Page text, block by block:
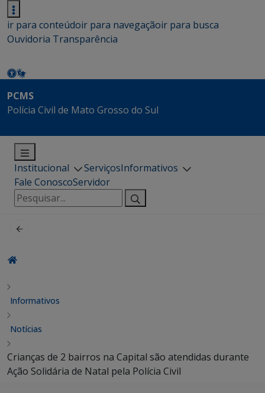
ir para conteúdoir para navegaçãoir para busca
Ouvidoria Transparência
PCMS
Polícia Civil de Mato Grosso do Sul
Institucional ServiçosInformativos
Fale ConoscoServidor
Pesquisar
por:
Informativos
Notícias
Crianças de 2 bairros na Capital são atendidas durante
Ação Solidária de Natal pela Polícia Civil